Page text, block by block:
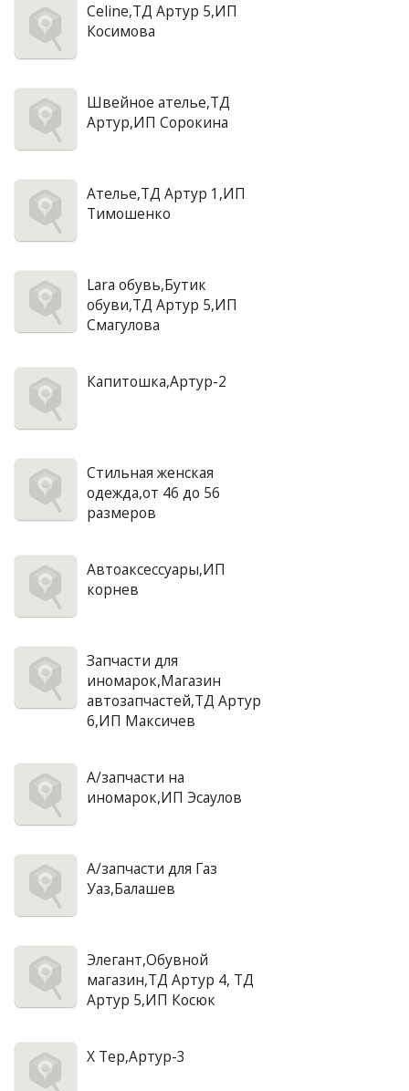
Celine,ТД Артур 5,ИП
Косимова
Швейное ателье,ТД
Артур,ИП Сорокина
Ателье,ТД Артур 1,ИП
Тимошенко
Lara обувь,Бутик
обуви,ТД Артур 5,ИП
Смагулова
Капитошка,Артур-2
Стильная женская
одежда,от 46 до 56
размеров
Автоаксессуары,ИП
корнев
Запчасти для
иномарок,Магазин
автозапчастей,ТД Артур
6,ИП Максичев
А/запчасти на
иномарок,ИП Эсаулов
А/запчасти для Газ
Уаз,Балашев
Элегант,Обувной
магазин,ТД Артур 4, ТД
Артур 5,ИП Косюк
X Tep,Артур-3